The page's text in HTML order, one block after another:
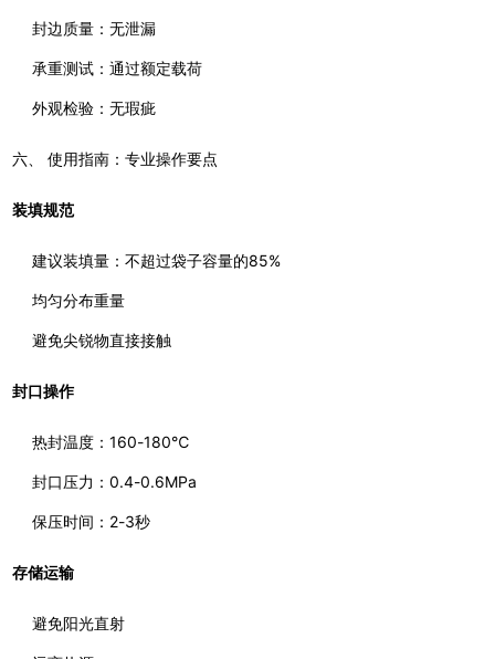
封边质量：无泄漏
承重测试：通过额定载荷
外观检验：无瑕疵
六、 使用指南：专业操作要点
装填规范
建议装填量：不超过袋子容量的85%
均匀分布重量
避免尖锐物直接接触
封口操作
热封温度：160-180℃
封口压力：0.4-0.6MPa
保压时间：2-3秒
存储运输
避免阳光直射